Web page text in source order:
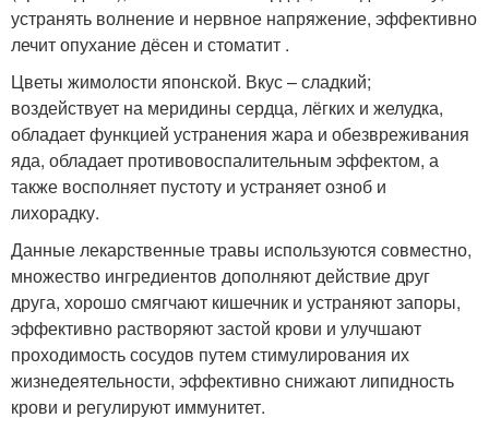
устранять волнение и нервное напряжение, эффективно
лечит опухание дёсен и стоматит .
Цветы жимолости японской. Вкус – сладкий;
воздействует на меридины сердца, лёгких и желудка,
обладает функцией устранения жара и обезвреживания
яда, обладает противовоспалительным эффектом, а
также восполняет пустоту и устраняет озноб и
лихорадку.
Данные лекарственные травы используются совместно,
множество ингредиентов дополняют действие друг
друга, хорошо смягчают кишечник и устраняют запоры,
эффективно растворяют застой крови и улучшают
проходимость сосудов путем стимулирования их
жизнедеятельности, эффективно снижают липидность
крови и регулируют иммунитет.